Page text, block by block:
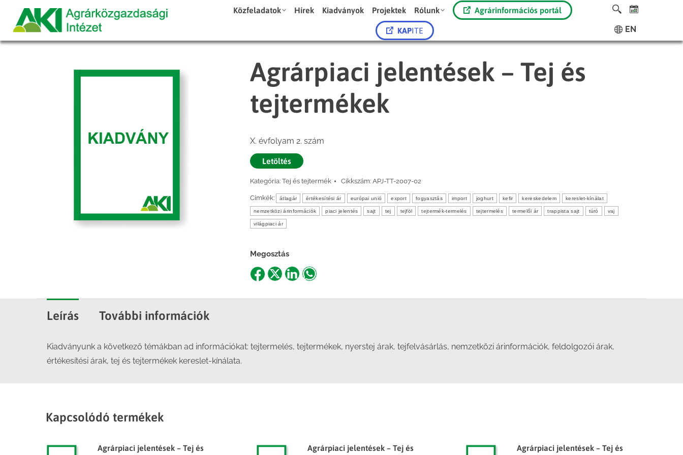
Közfeladatok Hírek Kiadványok Projektek Rólunk Agrárinformációs portál
KAPITE EN
Agrárpiaci jelentések – Tej és
tejtermékek
X. évfolyam 2. szám
Letöltés
Kategória: Tej és tejtermék Cikkszám: APJ-TT-2007-02
Címkék: átlagár értékesítési ár európai unió export fogyasztás import joghurt kefir kereskedelem kereslet-kínálat
nemzetközi árinformációk piaci jelentés sajt tej tejföl tejtermék-termelés tejtermelés termelői ár trappista sajt túró vaj
világpiaci ár
Megosztás
ShareShareShareShare
Leírás További információk
Kiadványunk a következő témákban ad információkat: tejtermelés, tejtermékek, nyerstej árak, tejfelvásárlás, nemzetközi árinformációk, feldolgozói árak,
értékesítési árak, tej és tejtermékek kereslet-kínálata.
Kapcsolódó termékek
Agrárpiaci jelentések – Tej és Agrárpiaci jelentések – Tej és Agrárpiaci jelentések – Tej és